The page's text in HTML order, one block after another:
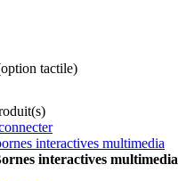
tactile)
interactives multimedia